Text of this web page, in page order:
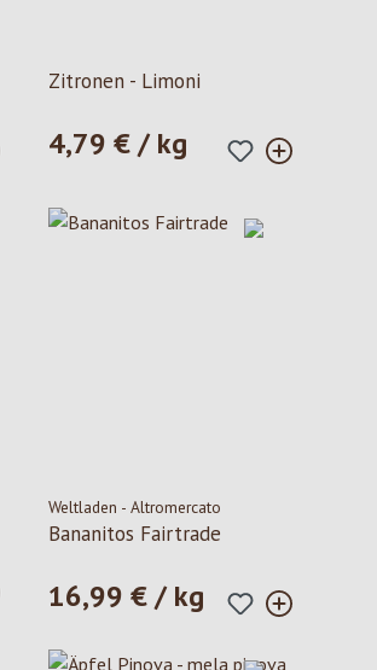
Zitronen - Limoni
Prezzo normale:
4,79 € / kg
Weltladen - Altromercato
Bananitos Fairtrade
Prezzo normale:
16,99 € / kg